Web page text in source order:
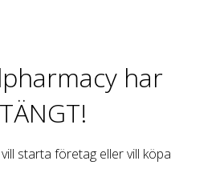
har
starta företag eller vill köpa